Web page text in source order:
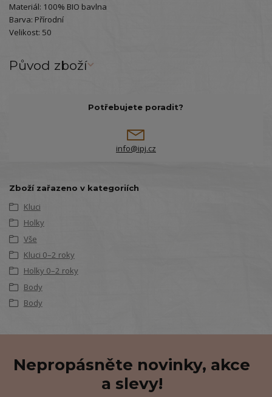
Materiál: 100% BIO bavlna
Barva: Přírodní
Velikost: 50
Původ zboží
Potřebujete poradit?
info@ipj.cz
Zboží zařazeno v kategoriích
Kluci
Holky
Vše
Kluci 0–2 roky
Holky 0–2 roky
Body
Body
Nepropásněte novinky, akce
a slevy!